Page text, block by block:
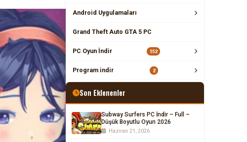
Android Uygulamaları
Grand Theft Auto GTA 5 PC
PC Oyun İndir 552
Program indir 2
Son Eklenenler
Subway Surfers PC İndir – Full –
Düşük Boyutlu Oyun 2026
Haziran 21, 2026